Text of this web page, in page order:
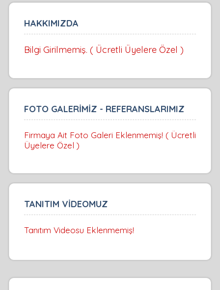
HAKKIMIZDA
Bilgi Girilmemiş. ( Ücretli Üyelere Özel )
FOTO GALERİMİZ - REFERANSLARIMIZ
Firmaya Ait Foto Galeri Eklenmemiş! ( Ücretli
Üyelere Özel )
TANITIM VİDEOMUZ
Tanıtım Videosu Eklenmemiş!